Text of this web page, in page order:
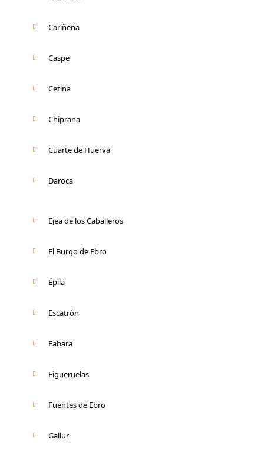
Cariñena
Caspe
Cetina
Chiprana
Cuarte de Huerva
Daroca
Ejea de los Caballeros
El Burgo de Ebro
Épila
Escatrón
Fabara
Figueruelas
Fuentes de Ebro
Gallur